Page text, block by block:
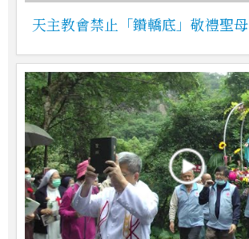
天主教會禁止「鑽轎底」敬禮聖母